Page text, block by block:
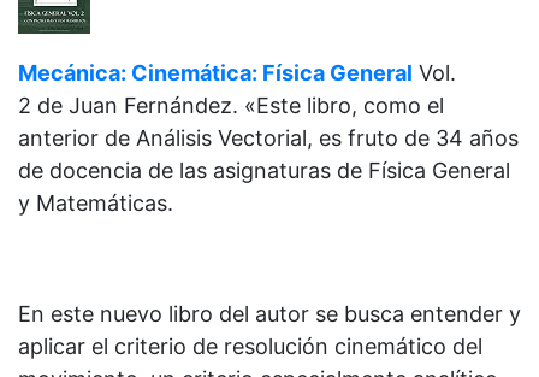
Mecánica: Cinemática: Física General Vol.
2 de Juan Fernández. «Este libro, como el
anterior de Análisis Vectorial, es fruto de 34 años
de docencia de las asignaturas de Física General
y Matemáticas.
En este nuevo libro del autor se busca entender y
aplicar el criterio de resolución cinemático del